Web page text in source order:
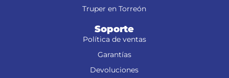
Truper en Torreón
Soporte
Política de ventas
Garantías
Devoluciones